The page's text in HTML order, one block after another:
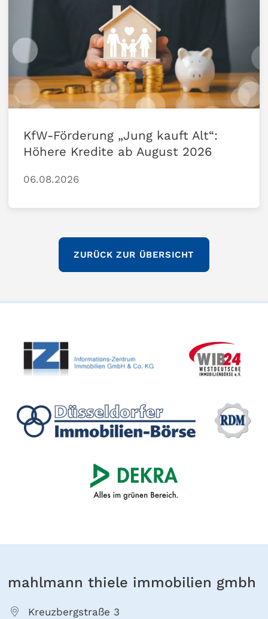
KfW-Förderung „Jung kauft Alt“:
Höhere Kredite ab August 2026
06.08.2026
ZURÜCK ZUR ÜBERSICHT
mahlmann thiele immobilien gmbh
Kreuzbergstraße 3